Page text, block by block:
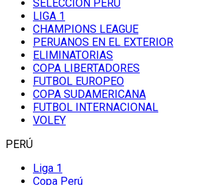
SELECCIÓN PERÚ
LIGA 1
CHAMPIONS LEAGUE
PERUANOS EN EL EXTERIOR
ELIMINATORIAS
COPA LIBERTADORES
FUTBOL EUROPEO
COPA SUDAMERICANA
FUTBOL INTERNACIONAL
VOLEY
PERÚ
Liga 1
Copa Perú